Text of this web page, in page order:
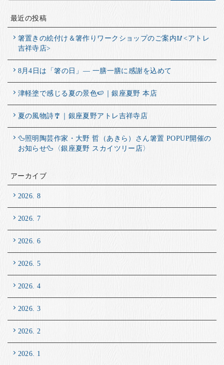
最近の投稿
箸置きの絵付け＆箸作りワークショップのご案内🥢<アトレ
吉祥寺店>
8月4日は「箸の日」― 一膳一膳に感謝を込めて
津軽塗で感じる夏の景色🍉｜銀座夏野 本店
夏の風物詩🎐｜銀座夏野アトレ吉祥寺店
🦆照明陶芸作家・大野 哲（あきら）さん箸置 POPUP開催の
お知らせ🦆〈銀座夏野 スカイツリー店〉
アーカイブ
2026. 8
2026. 7
2026. 6
2026. 5
2026. 4
2026. 3
2026. 2
2026. 1